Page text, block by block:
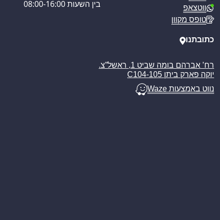
מדיניות משלוחים
ביטול עסקה
מאמרים
ווטצאפ
טופס מקוון
בין השעות 08:00-16:00
כתובתנו
רח’ אברהם בומה שביט 1, ראשל”צ.
יוקה פארק ביתן C104-105
נווט באמצעות Waze